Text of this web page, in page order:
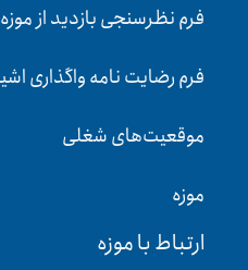
فرم نظرسنجی بازدید از موزه
فرم رضایت‌ نامه واگذاری
موقعیت‌های شغلی
موزه
ارتباط با موزه